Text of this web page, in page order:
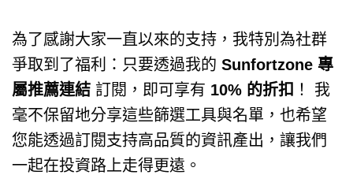
為了感謝大家一直以來的支持，我特別為社群
爭取到了福利：只要透過我的 Sunfortzone 專
屬推薦連結 訂閱，即可享有 10% 的折扣 ！ 我
毫不保留地分享這些篩選工具與名單，也希望
您能透過訂閱支持高品質的資訊產出，讓我們
一起在投資路上走得更遠。